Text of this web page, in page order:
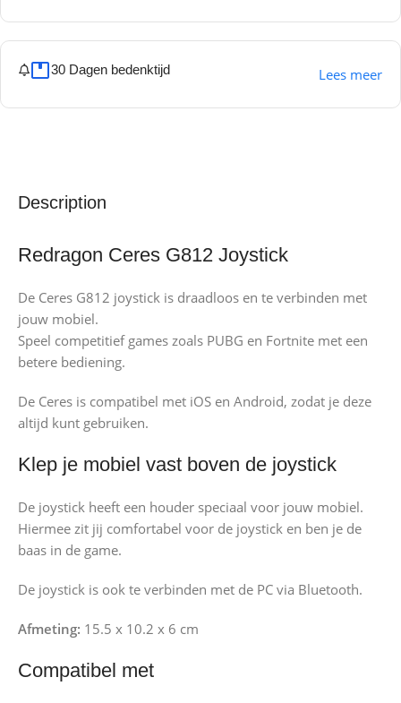
30 Dagen bedenktijd Lees meer
Description
Redragon Ceres G812 Joystick
De Ceres G812 joystick is draadloos en te verbinden met
jouw mobiel.
Speel competitief games zoals PUBG en Fortnite met een
betere bediening.
De Ceres is compatibel met iOS en Android, zodat je deze
altijd kunt gebruiken.
Klep je mobiel vast boven de joystick
De joystick heeft een houder speciaal voor jouw mobiel.
Hiermee zit jij comfortabel voor de joystick en ben je de
baas in de game.
De joystick is ook te verbinden met de PC via Bluetooth.
Afmeting: 15.5 x 10.2 x 6 cm
Compatibel met